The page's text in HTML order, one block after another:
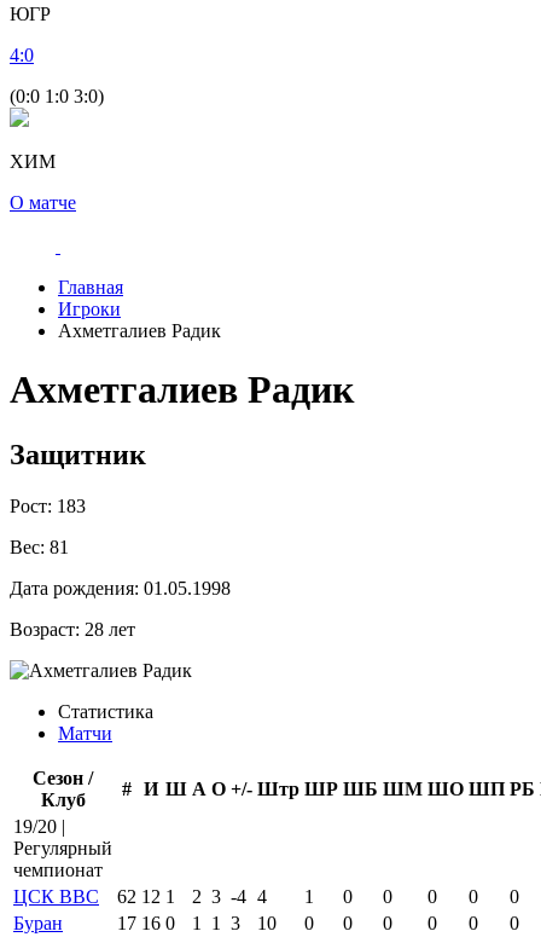
ЮГР
4:0
(0:0 1:0 3:0)
ХИМ
О матче
Главная
Игроки
Ахметгалиев Радик
Ахметгалиев Радик
Защитник
Рост: 183
Вес: 81
Дата рождения: 01.05.1998
Возраст: 28 лет
Статистика
Матчи
Сезон /
Клуб
# И Ш А О +/- Штр ШР ШБ ШМ ШО ШП РБ
19/20 |
Регулярный
чемпионат
ЦСК ВВС
62 12 1 2 3 -4 4 1 0 0 0 0 0
Буран
17 16 0 1 1 3 10 0 0 0 0 0 0